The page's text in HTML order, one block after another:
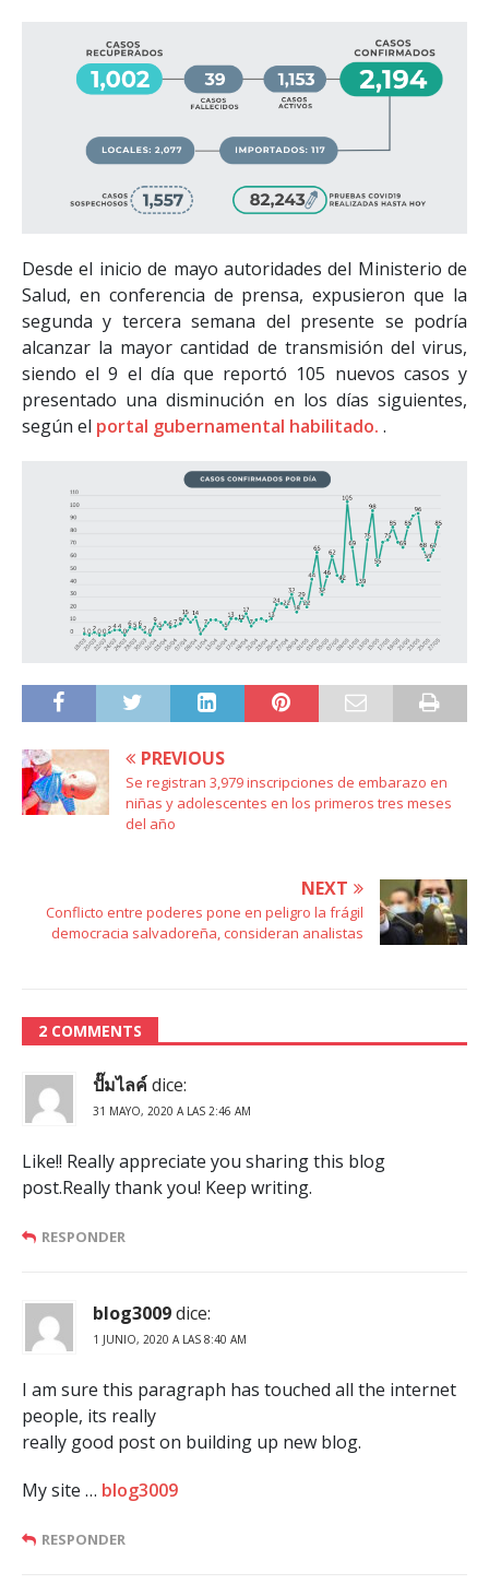
Desde el inicio de mayo autoridades del Ministerio de
Salud, en conferencia de prensa, expusieron que la
segunda y tercera semana del presente se podría
alcanzar la mayor cantidad de transmisión del virus,
siendo el 9 el día que reportó 105 nuevos casos y
presentado una disminución en los días siguientes,
según el portal gubernamental habilitado. .
PREVIOUS
Se registran 3,979 inscripciones de embarazo en
niñas y adolescentes en los primeros tres meses
del año
NEXT
Conflicto entre poderes pone en peligro la frágil
democracia salvadoreña, consideran analistas
2 COMMENTS
ปั๊มไลค์dice:
31 MAYO, 2020 A LAS 2:46 AM
Like!! Really appreciate you sharing this blog
post.Really thank you! Keep writing.
RESPONDER
blog3009dice:
1 JUNIO, 2020 A LAS 8:40 AM
I am sure this paragraph has touched all the internet
people, its really
really good post on building up new blog.
My site … blog3009
RESPONDER